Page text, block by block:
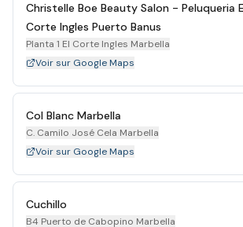
Christelle Boe Beauty Salon - Peluqueria
Corte Ingles Puerto Banus
Planta 1 El Corte Ingles Marbella
Voir sur Google Maps
Col Blanc Marbella
C. Camilo José Cela Marbella
Voir sur Google Maps
Cuchillo
B4 Puerto de Cabopino Marbella